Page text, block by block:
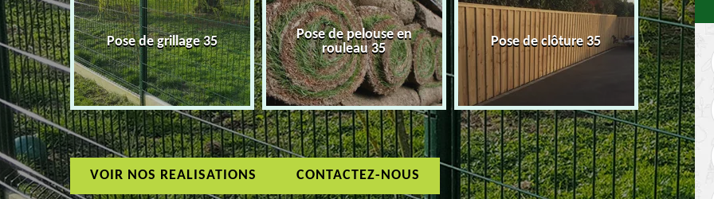
35 Pose de grillage 35
Pose de pelouse en
rouleau 35
Pose de clôture 35
VOIR NOS REALISATIONS CONTACTEZ-NOUS